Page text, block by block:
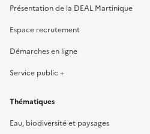
Présentation de la DEAL Martinique
Espace recrutement
Démarches en ligne
Service public +
Thématiques
Eau, biodiversité et paysages